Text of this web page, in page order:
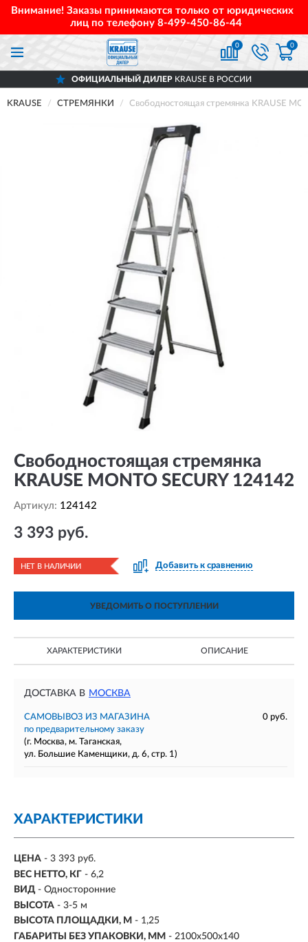
Внимание! Заказы принимаются только от юридических
лиц по телефону 8-499-450-86-44
0 0
ОФИЦИАЛЬНЫЙ ДИЛЕРKRAUSE В РОССИИ
KRAUSE СТРЕМЯНКИ Свободностоящая стремянка KRAUSE
Свободностоящая стремянка
KRAUSE MONTO SECURY 124142
Артикул: 124142
3 393 руб.
НЕТ В НАЛИЧИИ Добавить к сравнению
УВЕДОМИТЬ О ПОСТУПЛЕНИИ
ХАРАКТЕРИСТИКИ ОПИСАНИЕ
ДОСТАВКА В МОСКВА
САМОВЫВОЗ ИЗ МАГАЗИНА
0 руб.
по предварительному заказу
(г. Москва, м. Таганская,
ул. Большие Каменщики, д. 6, стр. 1)
ХАРАКТЕРИСТИКИ
ЦЕНА - 3 393 руб.
ВЕС НЕТТО, КГ - 6,2
ВИД - Односторонние
ВЫСОТА - 3-5 м
ВЫСОТА ПЛОЩАДКИ, М - 1,25
ГАБАРИТЫ БЕЗ УПАКОВКИ, ММ - 2100х500х140